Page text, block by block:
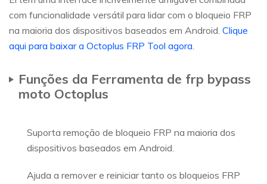
com funcionalidade versátil para lidar com o bloqueio FRP
na maioria dos dispositivos baseados em Android. Clique
aqui para baixar a Octoplus FRP Tool agora.
Funções da Ferramenta de frp bypass
moto Octoplus
Suporta remoção de bloqueio FRP na maioria dos
dispositivos baseados em Android.
Ajuda a remover e reiniciar tanto os bloqueios FRP